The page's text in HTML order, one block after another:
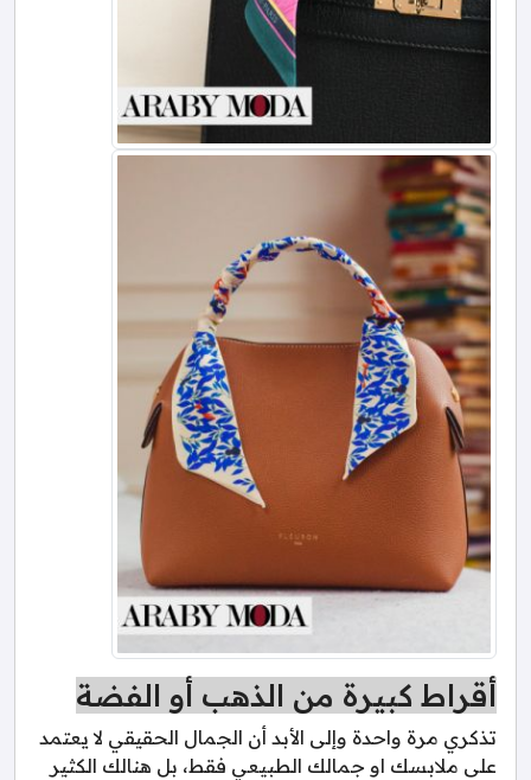
أقراط كبيرة من الذهب أو الفضة
تذكري مرة واحدة وإلى الأبد أن الجمال الحقيقي لا يعتمد
على ملابسك او جمالك الطبيعي فقط، بل هنالك الكثير